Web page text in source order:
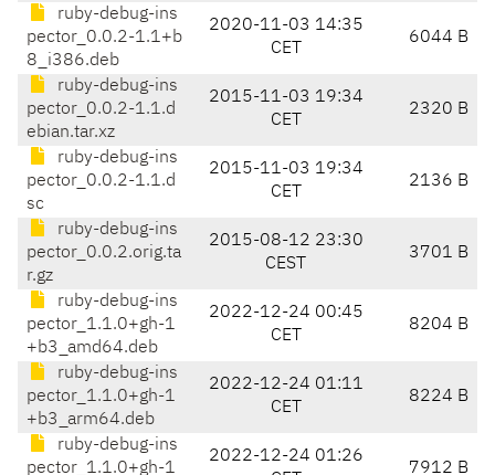
ruby-debug-ins
pector_0.0.2-1.1+b
8_i386.deb
2020-11-03 14:35
CET
6044 B
ruby-debug-ins
pector_0.0.2-1.1.d
ebian.tar.xz
2015-11-03 19:34
CET
2320 B
ruby-debug-ins
pector_0.0.2-1.1.d
sc
2015-11-03 19:34
CET
2136 B
ruby-debug-ins
pector_0.0.2.orig.ta
r.gz
2015-08-12 23:30
CEST
3701 B
ruby-debug-ins
pector_1.1.0+gh-1
+b3_amd64.deb
2022-12-24 00:45
CET
8204 B
ruby-debug-ins
pector_1.1.0+gh-1
+b3_arm64.deb
2022-12-24 01:11
CET
8224 B
ruby-debug-ins
pector_1.1.0+gh-1
2022-12-24 01:26
7912 B